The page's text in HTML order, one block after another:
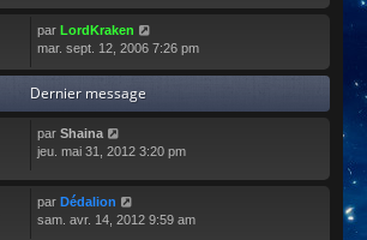
par LordKraken
mar. sept. 12, 2006 7:26 pm
Dernier message
par Shaina
jeu. mai 31, 2012 3:20 pm
par Dédalion
sam. avr. 14, 2012 9:59 am